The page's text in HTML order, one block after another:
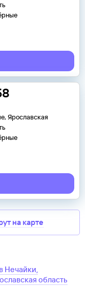
Ярославская
на карте
Нечайки,
область